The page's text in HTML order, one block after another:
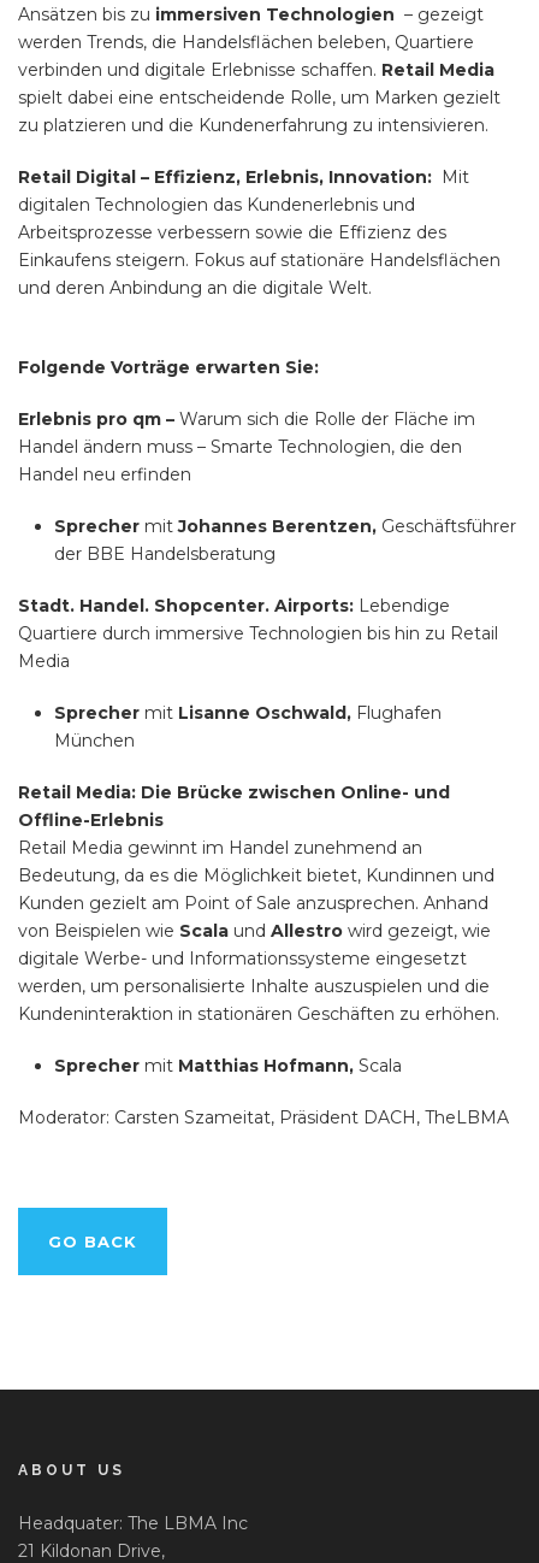
Ansätzen bis zu immersiven Technologien – gezeigt
werden Trends, die Handelsflächen beleben, Quartiere
verbinden und digitale Erlebnisse schaffen. Retail Media
spielt dabei eine entscheidende Rolle, um Marken gezielt
zu platzieren und die Kundenerfahrung zu intensivieren.
Retail Digital – Effizienz, Erlebnis, Innovation: Mit
digitalen Technologien das Kundenerlebnis und
Arbeitsprozesse verbessern sowie die Effizienz des
Einkaufens steigern. Fokus auf stationäre Handelsflächen
und deren Anbindung an die digitale Welt.
Folgende Vorträge erwarten Sie:
Erlebnis pro qm – Warum sich die Rolle der Fläche im
Handel ändern muss – Smarte Technologien, die den
Handel neu erfinden
Sprecher mitJohannes Berentzen, Geschäftsführer
der BBE Handelsberatung
Stadt. Handel. Shopcenter. Airports: Lebendige
Quartiere durch immersive Technologien bis hin zu Retail
Media
Sprecher mit Lisanne Oschwald, Flughafen
München
Retail Media: Die Brücke zwischen Online- und
Offline-Erlebnis
Retail Media gewinnt im Handel zunehmend an
Bedeutung, da es die Möglichkeit bietet, Kundinnen und
Kunden gezielt am Point of Sale anzusprechen. Anhand
von Beispielen wie Scala und Allestro wird gezeigt, wie
digitale Werbe- und Informationssysteme eingesetzt
werden, um personalisierte Inhalte auszuspielen und die
Kundeninteraktion in stationären Geschäften zu erhöhen.
Sprecher mit Matthias Hofmann, Scala
Moderator: Carsten Szameitat, Präsident DACH, TheLBMA
GO BACK
ABOUT US
Headquater: The LBMA Inc
21 Kildonan Drive,